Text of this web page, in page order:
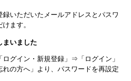
いただいたメールアドレスとパスワ
ます。
まいました
ログイン・新規登録」⇒「ログイン」
の方へ」より、パスワードを再設定